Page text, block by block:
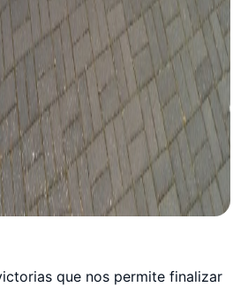
que nos permite finalizar